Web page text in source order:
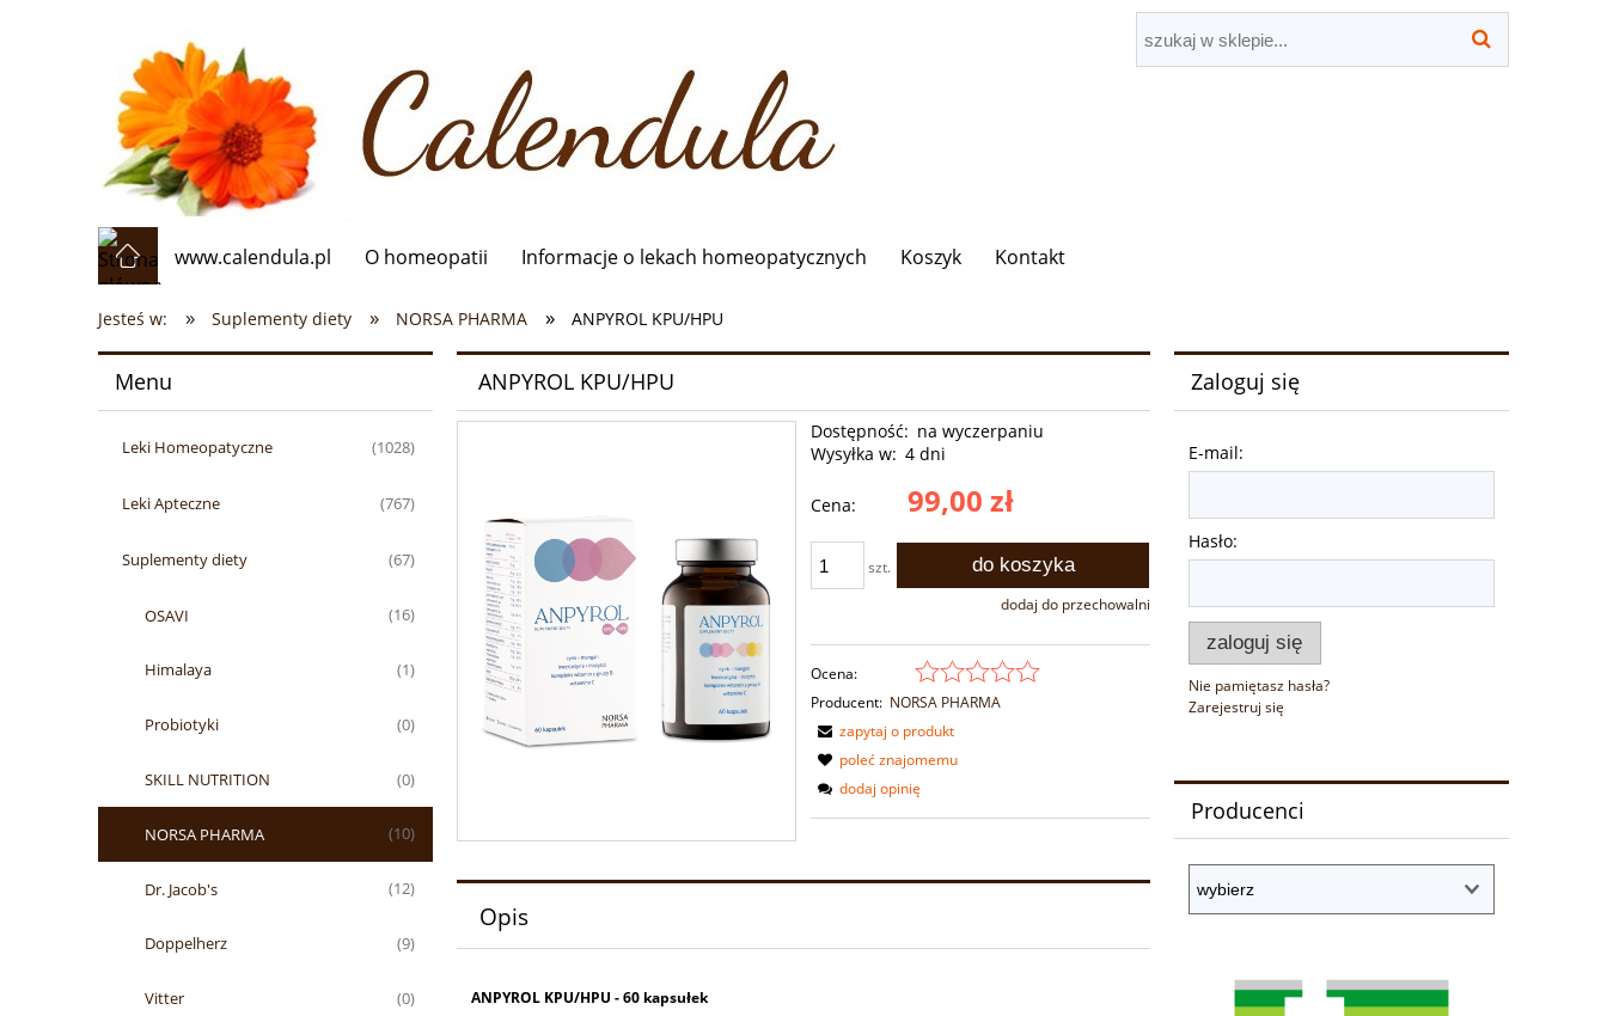
www.calendula.pl O homeopatii Informacje o lekach homeopatycznych Koszyk Kontakt
Jesteś w: » Suplementy diety » NORSA PHARMA » ANPYROL KPU/HPU
Menu
Leki Homeopatyczne (1028)
Leki Apteczne (767)
Suplementy diety (67)
OSAVI (16)
Himalaya (1)
Probiotyki (0)
SKILL NUTRITION (0)
NORSA PHARMA (10)
Dr. Jacob's (12)
Doppelherz (9)
Vitter (0)
ANPYROL KPU/HPU
Dostępność: na wyczerpaniu
Wysyłka w: 4 dni
Cena: 99,00 zł
szt. do koszyka
dodaj do przechowalni
Ocena:
Producent: NORSA PHARMA
zapytaj o produkt
poleć znajomemu
dodaj opinię
Opis
ANPYROL KPU/HPU - 60 kapsułek
Zaloguj się
E-mail:
Hasło:
zaloguj się
Nie pamiętasz hasła?
Zarejestruj się
Producenci